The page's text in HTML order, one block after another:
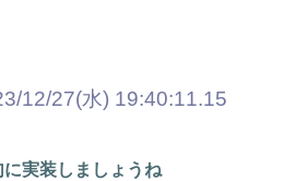
12/27(水) 19:40:11.15
実装しましょうね